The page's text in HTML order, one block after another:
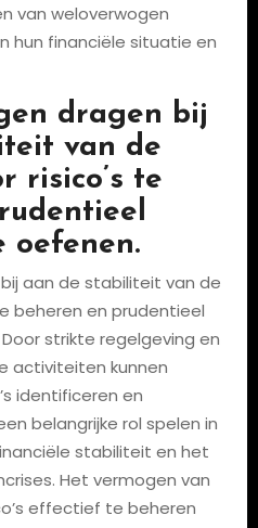
van weloverwogen
hun financiële situatie en
dragen bij
van de
risico’s te
oefenen.
aan de stabiliteit van de
beheren en prudentieel
strikte regelgeving en
activiteiten kunnen
identificeren en
belangrijke rol spelen in
stabiliteit en het
Het vermogen van
effectief te beheren